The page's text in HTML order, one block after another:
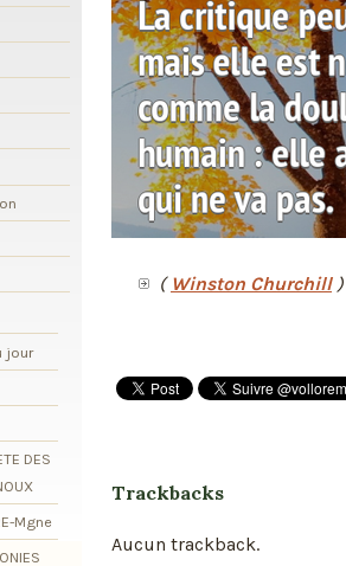
( Winston Churchill)
Trackbacks
Aucun trackback.
jour
DES
Mgne